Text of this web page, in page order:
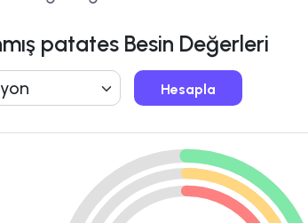
patates Besin Değerleri
Hesapla